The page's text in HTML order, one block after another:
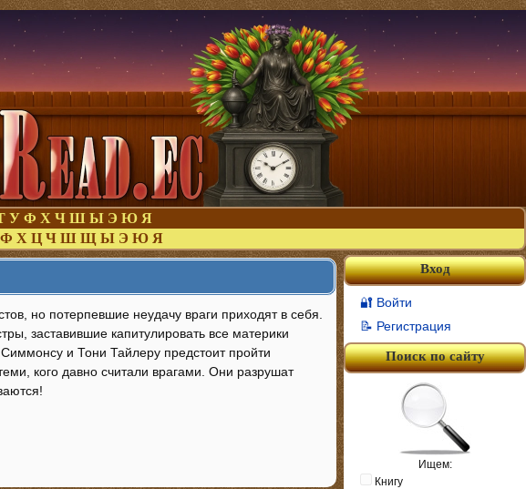
У Ф Х Ч Ш Ы Э Ю Я
Ф Х Ц Ч Ш Щ Ы Э Ю Я
но потерпевшие неудачу враги приходят в себя.
заставившие капитулировать все материки
и Тони Тайлеру предстоит пройти
кого давно считали врагами. Они разрушат
Вход
🔐 Войти
📝 Регистрация
Поиск по сайту
Ищем:
Книгу